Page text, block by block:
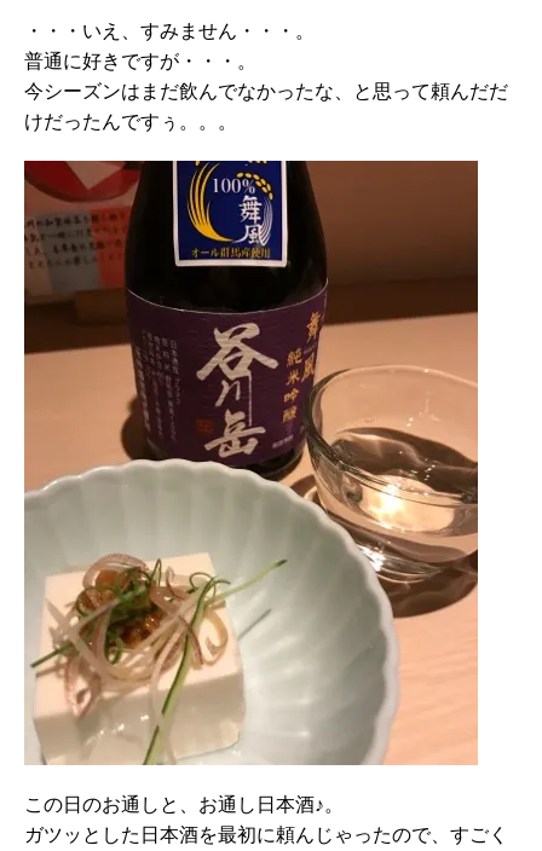
・・・いえ、すみません・・・。
普通に好きですが・・・。
今シーズンはまだ飲んでなかったな、と思って頼んだだ
けだったんですぅ。。。
この日のお通しと、お通し日本酒♪。
ガツッとした日本酒を最初に頼んじゃったので、すごく